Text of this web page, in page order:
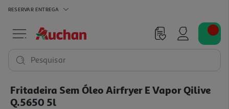
RESERVAR ENTREGA
Pesquisar
Fritadeira Sem Óleo Airfryer E Vapor Qilive
Q.5650 5l